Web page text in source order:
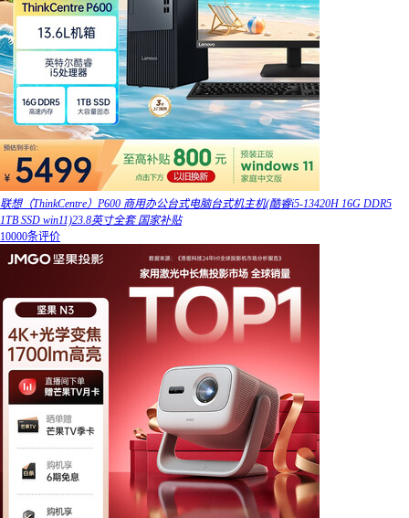
联想（ThinkCentre）P600 商用办公台式电脑台式机主机(酷睿i5-13420H 16G DDR5
1TB SSD win11)23.8英寸全套 国家补贴
10000条评价